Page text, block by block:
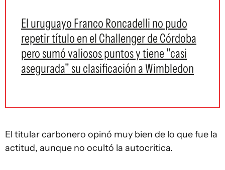
El uruguayo Franco Roncadelli no pudo
repetir título en el Challenger de Córdoba
pero sumó valiosos puntos y tiene "casi
asegurada" su clasificación a Wimbledon
El titular carbonero opinó muy bien de lo que fue la
actitud, aunque no ocultó la autocritica.